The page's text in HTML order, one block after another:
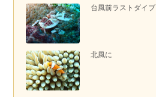
台風前ラストダイブ
北風に